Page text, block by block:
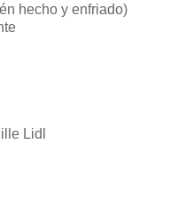
hecho y enfriado)
Lidl